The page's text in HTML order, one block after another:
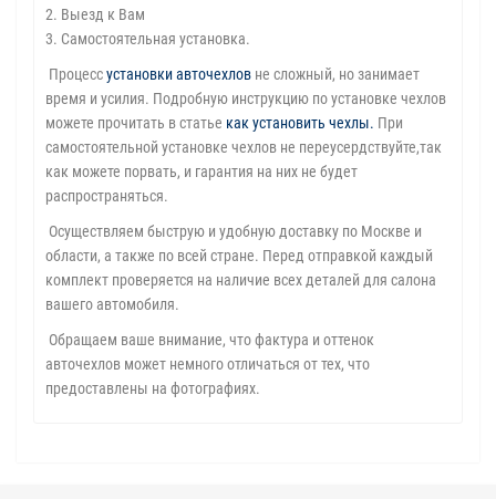
2. Выезд к Вам
3. Самостоятельная установка.
Процессустановки авточехлов не сложный, но занимает
время и усилия. Подробную инструкцию по установке чехлов
можете прочитать в статье как установить чехлы. При
самостоятельной установке чехлов не переусердствуйте,так
как можете порвать, и гарантия на них не будет
распространяться.
Осуществляем быструю и удобную доставку по Москве и
области, а также по всей стране. Перед отправкой каждый
комплект проверяется на наличие всех деталей для салона
вашего автомобиля.
Обращаем ваше внимание, что фактура и оттенок
авточехлов может немного отличаться от тех, что
предоставлены на фотографиях.